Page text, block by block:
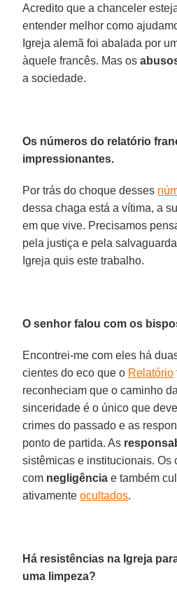
Acredito que a chanceler
entender melhor como
Igreja alemã foi abalada por
àquele francês. Mas os
a sociedade.
Os números do relatório
impressionantes.
Por trás do choque desses
dessa chaga está a vítima, a
em que vive. Precisamos
pela justiça e pela
Igreja quis este trabalho.
O senhor falou com os
Encontrei-me com eles há
cientes do eco que o Relatório
reconheciam que o caminho
sinceridade é o único que
crimes do passado e as
ponto de partida. As
sistêmicas e institucionais. Os
com negligência e também
ativamenteocultados.
Há resistências na Igreja
uma limpeza?